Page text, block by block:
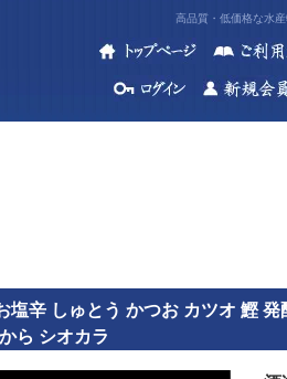
高品質・低価格な水
塩辛 しゅとう かつお カツオ 鰹
ら シオカラ